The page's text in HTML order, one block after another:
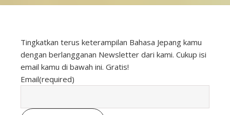
Tingkatkan terus keterampilan Bahasa Jepang kamu
dengan berlangganan Newsletter dari kami. Cukup isi
email kamu di bawah ini. Gratis!
Email(required)